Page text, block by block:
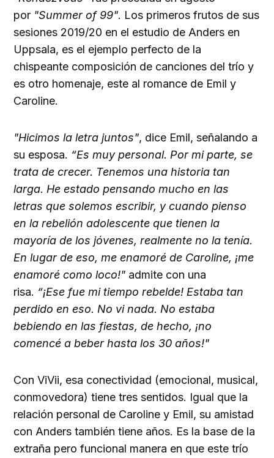
por "Summer of 99". Los primeros frutos de sus
sesiones 2019/20 en el estudio de Anders en
Uppsala, es el ejemplo perfecto de la
chispeante composición de canciones del trío y
es otro homenaje, este al romance de Emil y
Caroline.
"Hicimos la letra juntos", dice Emil, señalando a
su esposa. “Es muy personal. Por mi parte, se
trata de crecer. Tenemos una historia tan
larga. He estado pensando mucho en las
letras que solemos escribir, y cuando pienso
en la rebelión adolescente que tienen la
mayoría de los jóvenes, realmente no la tenía.
En lugar de eso, me enamoré de Caroline, ¡me
enamoré como loco!" admite con una
risa. “¡Ese fue mi tiempo rebelde! Estaba tan
perdido en eso. No vi nada. No estaba
bebiendo en las fiestas, de hecho, ¡no
comencé a beber hasta los 30 años!"
Con ViVii, esa conectividad (emocional, musical,
conmovedora) tiene tres sentidos. Igual que la
relación personal de Caroline y Emil, su amistad
con Anders también tiene años. Es la base de la
extraña pero funcional manera en que este trío